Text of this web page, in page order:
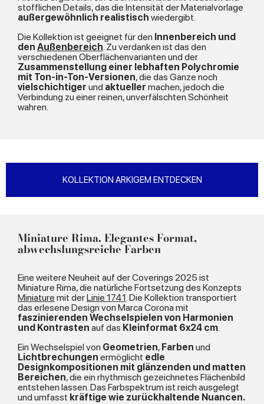
stofflichen Details, das die Intensität der Materialvorlage
außergewöhnlich realistisch wiedergibt.
Die Kollektion ist geeignet für den Innenbereich und
den Außenbereich. Zu verdanken ist das den
verschiedenen Oberflächenvarianten und der
Zusammenstellung einer lebhaften Polychromie
mit Ton-in-Ton-Versionen, die das Ganze noch
vielschichtiger und aktueller machen, jedoch die
Verbindung zu einer reinen, unverfälschten Schönheit
wahren.
KOLLEKTION ARKIGEM ENTDECKEN
Miniature Rima. Elegantes Format,
abwechslungsreiche Farben
Eine weitere Neuheit auf der Coverings 2025 ist
Miniature Rima, die natürliche Fortsetzung des Konzepts
Miniature mit derLinie 1741. Die Kollektion transportiert
das erlesene Design von Marca Corona mit
faszinierenden Wechselspielen von Harmonien
und Kontrasten auf das Kleinformat 6x24 cm.
Ein Wechselspiel von Geometrien, Farben und
Lichtbrechungen ermöglicht edle
Designkompositionen mit glänzenden und matten
Bereichen, die ein rhythmisch gezeichnetes Flächenbild
entstehen lassen. Das Farbspektrum ist reich ausgelegt
und umfasst kräftige wie zurückhaltende Nuancen.